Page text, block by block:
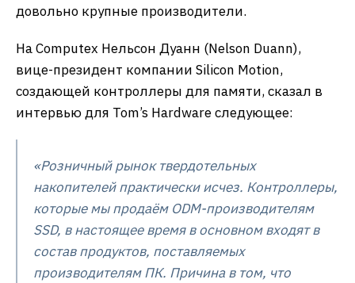
довольно крупные производители.
На Computex Нельсон Дуанн (Nelson Duann),
вице-президент компании Silicon Motion,
создающей контроллеры для памяти, сказал в
интервью для Tom’s Hardware следующее:
«Розничный рынок твердотельных
накопителей практически исчез. Контроллеры,
которые мы продаём ODM-производителям
SSD, в настоящее время в основном входят в
состав продуктов, поставляемых
производителям ПК. Причина в том, что